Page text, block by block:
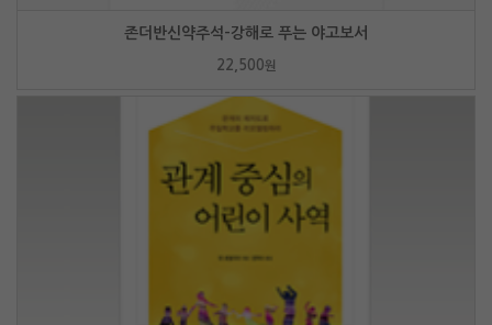
존더반신약주석-강해로 푸는 야고보서
22,500원